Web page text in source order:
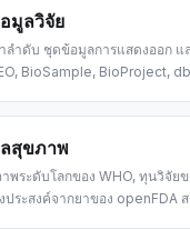
มูลวิจัย
ลำดับ ชุดข้อมูลการแสดงออก แ
BioSample, BioProject,
สุขภาพ
พระดับโลกของ WHO, ทุนวิจัยข
ระสงค์จากยาของ openFDA ส